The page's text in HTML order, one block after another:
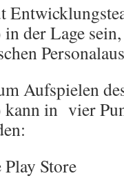
der Lage
Aufspielen
kann in vier
Store